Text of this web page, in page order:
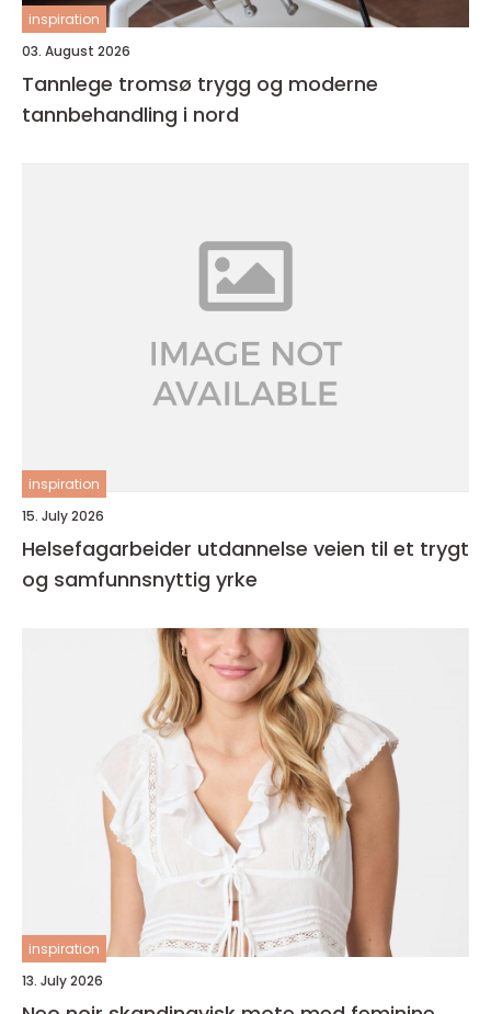
inspiration
03. August 2026
Tannlege tromsø trygg og moderne
tannbehandling i nord
inspiration
15. July 2026
Helsefagarbeider utdannelse veien til et trygt
og samfunnsnyttig yrke
inspiration
13. July 2026